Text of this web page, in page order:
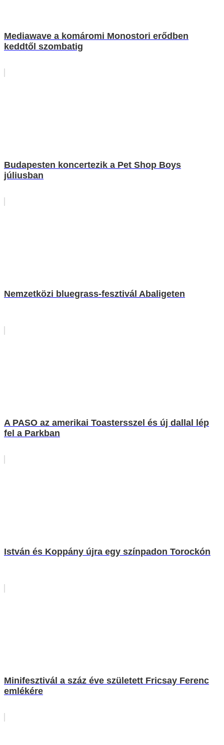
Mediawave a komáromi Monostori erődben
keddtől szombatig
Budapesten koncertezik a Pet Shop Boys
júliusban
Nemzetközi bluegrass-fesztivál Abaligeten
A PASO az amerikai Toastersszel és új dallal lép
fel a Parkban
István és Koppány újra egy színpadon Torockón
Minifesztivál a száz éve született Fricsay Ferenc
emlékére